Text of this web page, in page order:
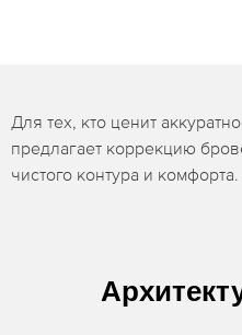
Для тех, кто ценит
предлагает коррекцию
чистого контура и комфорта.